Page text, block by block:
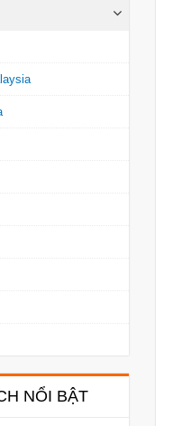
NỔI BẬT